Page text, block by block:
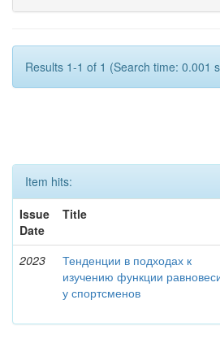
Results 1-1 of 1 (Search time: 0.001
Item hits:
Issue
Date
Title
2023
Тенденции в подходах к
изучению функции
у спортсменов